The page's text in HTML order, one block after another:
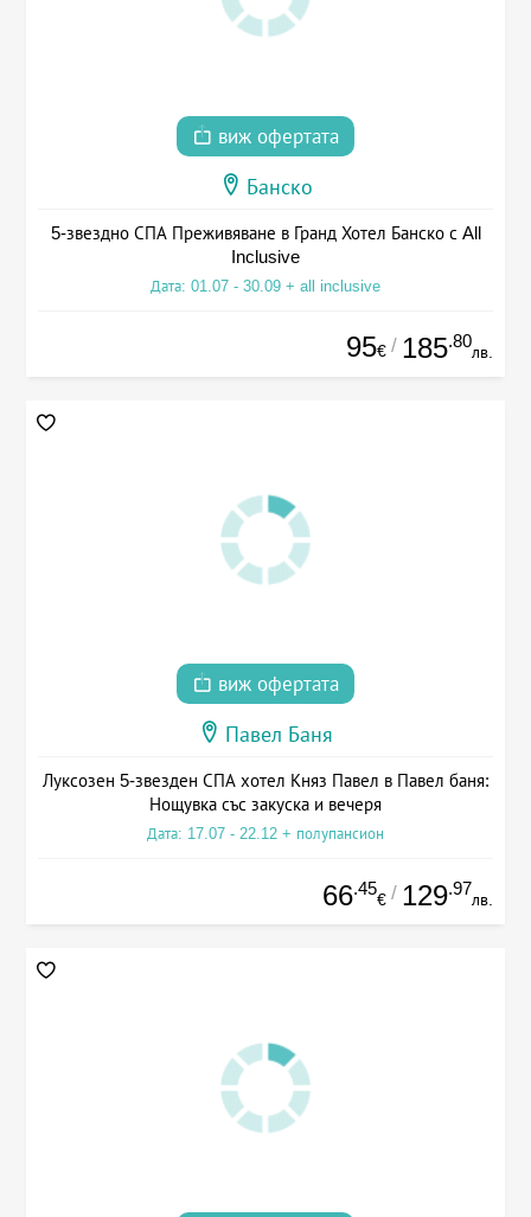
виж офертата
Банско
5-звездно СПА Преживяване в Гранд Хотел Банско с All
Inclusive
Дата: 01.07 - 30.09 + all inclusive
95€ / 185.80
лв.
виж офертата
Павел Баня
Луксозен 5-звезден СПА хотел Княз Павел в Павел баня:
Нощувка със закуска и вечеря
Дата: 17.07 - 22.12 + полупансион
66.45
€ / 129.97
лв.